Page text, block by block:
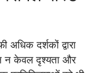
अधिक दर्शकों द्वारा
न केवल दृश्यता और